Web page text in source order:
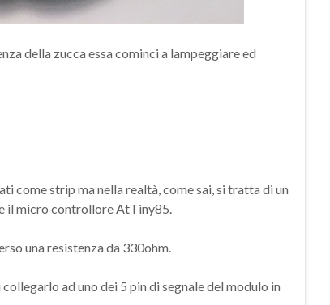
della zucca essa cominci a lampeggiare ed
come strip ma nella realtà, come sai, si tratta di un
il micro controllore AtTiny85.
una resistenza da 330ohm.
ad uno dei 5 pin di segnale del modulo in